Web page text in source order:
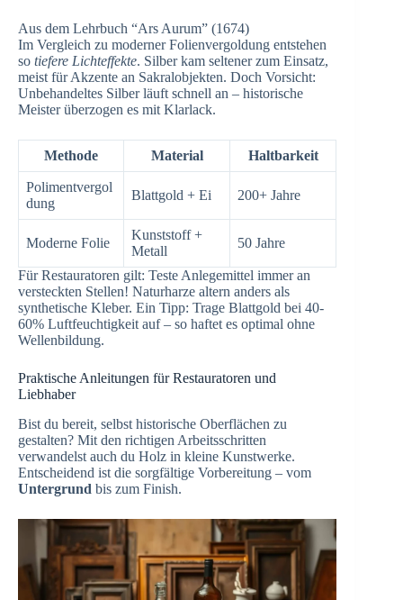
Aus dem Lehrbuch “Ars Aurum” (1674)
Im Vergleich zu moderner Folienvergoldung entstehen
so tiefere Lichteffekte. Silber kam seltener zum Einsatz,
meist für Akzente an Sakralobjekten. Doch Vorsicht:
Unbehandeltes Silber läuft schnell an – historische
Meister überzogen es mit Klarlack.
Methode Material Haltbarkeit
Polimentvergol
dung
Blattgold + Ei 200+ Jahre
Moderne Folie
Kunststoff +
Metall
50 Jahre
Für Restauratoren gilt: Teste Anlegemittel immer an
versteckten Stellen! Naturharze altern anders als
synthetische Kleber. Ein Tipp: Trage Blattgold bei 40-
60% Luftfeuchtigkeit auf – so haftet es optimal ohne
Wellenbildung.
Praktische Anleitungen für Restauratoren und
Liebhaber
Bist du bereit, selbst historische Oberflächen zu
gestalten? Mit den richtigen Arbeitsschritten
verwandelst auch du Holz in kleine Kunstwerke.
Entscheidend ist die sorgfältige Vorbereitung – vom
Untergrund bis zum Finish.